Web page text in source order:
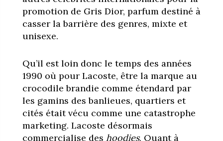
promotion de Gris Dior, parfum destiné à
casser la barrière des genres, mixte et
unisexe.
Qu’il est loin donc le temps des années
1990 où pour Lacoste, être la marque au
crocodile brandie comme étendard par
les gamins des banlieues, quartiers et
cités était vécu comme une catastrophe
marketing. Lacoste désormais
commercialise des hoodies. Quant à